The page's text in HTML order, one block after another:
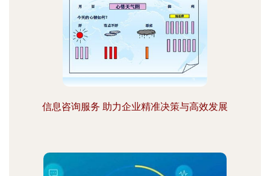
信息咨询服务 助力企业精准决策与高效发展